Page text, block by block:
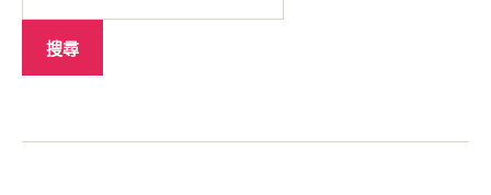
搜尋